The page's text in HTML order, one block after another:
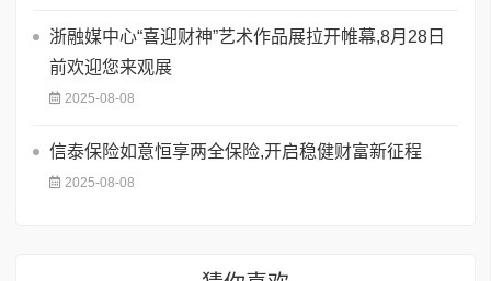
浙融媒中心“喜迎财神”艺术作品展拉开帷幕,8月28日
前欢迎您来观展
2025-08-08
信泰保险如意恒享两全保险,开启稳健财富新征程
2025-08-08